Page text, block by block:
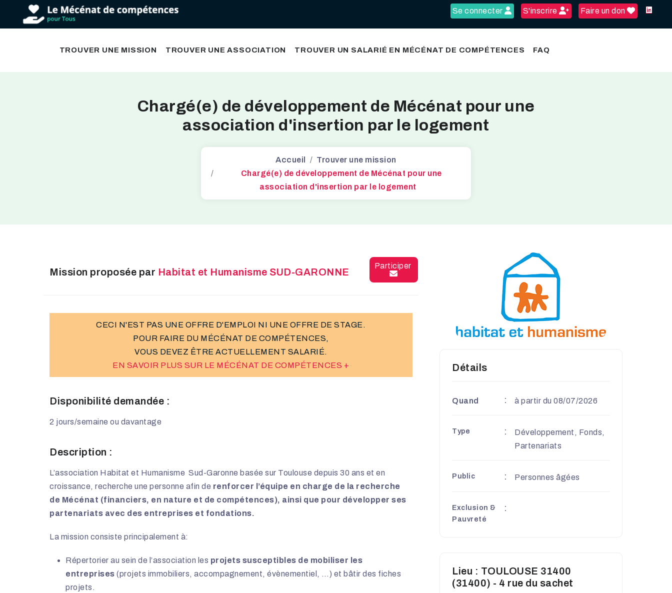
Se connecter S'inscrire Faire un don
TROUVER UNE MISSION TROUVER UNE ASSOCIATION TROUVER UN SALARIÉ EN MÉCÉNAT DE COMPÉTENCES FAQ
Chargé(e) de développement de Mécénat pour une
association d'insertion par le logement
Accueil
Trouver une mission
Chargé(e) de développement de Mécénat pour une
association d'insertion par le logement
Mission proposée par Habitat et Humanisme SUD-GARONNE
Participer
CECI N'EST PAS UNE OFFRE D'EMPLOI NI UNE OFFRE DE STAGE.
POUR FAIRE DU MÉCÉNAT DE COMPÉTENCES,
VOUS DEVEZ ÊTRE ACTUELLEMENT SALARIÉ.
EN SAVOIR PLUS SUR LE MÉCÉNAT DE COMPÉTENCES +
Disponibilité demandée :
2 jours/semaine ou davantage
Description :
L’association Habitat et Humanisme Sud-Garonne basée sur Toulouse depuis 30 ans et en
croissance, recherche une personne afin de renforcer l’équipe en charge de la recherche
de Mécénat (financiers, en nature et de compétences), ainsi que pour développer ses
partenariats avec des entreprises et fondations.
La mission consiste principalement à:
Répertorier au sein de l’association les projets susceptibles de mobiliser les
entreprises (projets immobiliers, accompagnement, évènementiel, …) et bâtir des fiches
projets.
Détails
Quand à partir du 08/07/2026
Type
Développement, Fonds,
Partenariats
Public Personnes âgées
Exclusion &
Pauvreté
Lieu : TOULOUSE 31400
(31400) - 4 rue du sachet